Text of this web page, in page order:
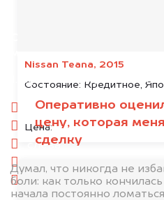
Nissan Teana, 2015
Состояние: Кредитное,
Цена:
Оперативно
цену, которая
сделку
Думал, что никогда не
боли: как только
начала постоянно
1. Сфотографируйте
спереди
сзади
слева
салон